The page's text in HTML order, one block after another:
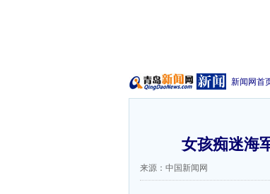
新闻网首
女孩痴迷海
来源：中国新闻网